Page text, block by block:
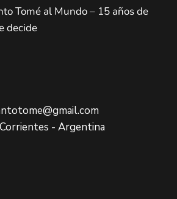
Tomé al Mundo – 15 años de
decide
- Argentina